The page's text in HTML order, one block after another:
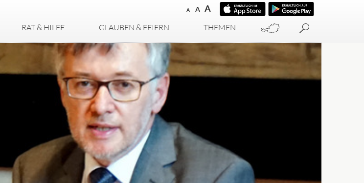
A A A
RAT & HILFE GLAUBEN & FEIERN THEMEN